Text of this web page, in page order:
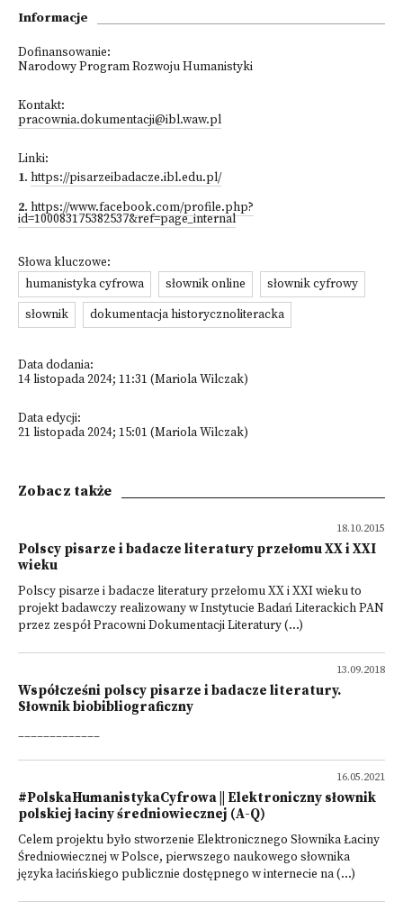
Informacje
Dofinansowanie:
Narodowy Program Rozwoju Humanistyki
Kontakt:
pracownia.dokumentacji@ibl.waw.pl
Linki:
1. https://pisarzeibadacze.ibl.edu.pl/
2. https://www.facebook.com/profile.php?
id=100083175382537&ref=page_internal
Słowa kluczowe:
humanistyka cyfrowa
słownik online
słownik cyfrowy
słownik
dokumentacja historycznoliteracka
Data dodania:
14 listopada 2024; 11:31 (Mariola Wilczak)
Data edycji:
21 listopada 2024; 15:01 (Mariola Wilczak)
Zobacz także
18.10.2015
Polscy pisarze i badacze literatury przełomu XX i XXI
wieku
Polscy pisarze i badacze literatury przełomu XX i XXI wieku to
projekt badawczy realizowany w Instytucie Badań Literackich PAN
przez zespół Pracowni Dokumentacji Literatury (...)
13.09.2018
Współcześni polscy pisarze i badacze literatury.
Słownik biobibliograficzny
_____________
16.05.2021
#PolskaHumanistykaCyfrowa || Elektroniczny słownik
polskiej łaciny średniowiecznej (A-Q)
Celem projektu było stworzenie Elektronicznego Słownika Łaciny
Średniowiecznej w Polsce, pierwszego naukowego słownika
języka łacińskiego publicznie dostępnego w internecie na (...)